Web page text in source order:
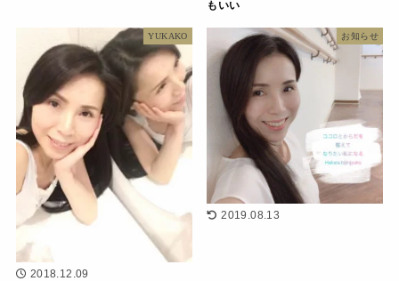
もいい
YUKAKO
2018.12.09
お知らせ
2019.08.13